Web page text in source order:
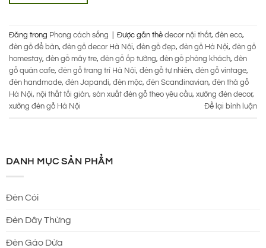
Đăng trong Phong cách sống Được gắn thẻ decor nội thất, đèn eco,
đèn gỗ để bàn, đèn gỗ decor Hà Nội, đèn gỗ đẹp, đèn gỗ Hà Nội, đèn gỗ
homestay, đèn gỗ mây tre, đèn gỗ ốp tường, đèn gỗ phòng khách, đèn
gỗ quán cafe, đèn gỗ trang trí Hà Nội, đèn gỗ tự nhiên, đèn gỗ vintage,
đèn handmade, đèn Japandi, đèn mộc, đèn Scandinavian, đèn thả gỗ
Hà Nội, nội thất tối giản, sản xuất đèn gỗ theo yêu cầu, xưởng đèn decor,
xưởng đèn gỗ Hà Nội
Để lại bình luận
DANH MỤC SẢN PHẨM
Đèn Cói
Đèn Dây Thừng
Đèn Gáo Dừa